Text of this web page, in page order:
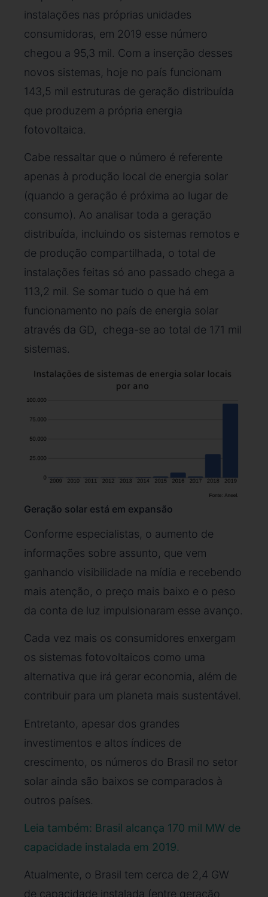
instalações nas próprias unidades
consumidoras, em 2019 esse número
chegou a 95,3 mil. Com a inserção desses
novos sistemas, hoje no país funcionam
143,5 mil estruturas de geração distribuída
que produzem a própria energia
fotovoltaica.
Cabe ressaltar que o número é referente
apenas à produção local de energia solar
(quando a geração é próxima ao lugar de
consumo). Ao analisar toda a geração
distribuída, incluindo os sistemas remotos e
de produção compartilhada, o total de
instalações feitas só ano passado chega a
113,2 mil. Se somar tudo o que há em
funcionamento no país de energia solar
através da GD, chega-se ao total de 171 mil
sistemas.
Geração solar está em expansão
Conforme especialistas, o aumento de
informações sobre assunto, que vem
ganhando visibilidade na mídia e recebendo
mais atenção, o preço mais baixo e o peso
da conta de luz impulsionaram esse avanço.
Cada vez mais os consumidores enxergam
os sistemas fotovoltaicos como uma
alternativa que irá gerar economia, além de
contribuir para um planeta mais sustentável.
Entretanto, apesar dos grandes
investimentos e altos índices de
crescimento, os números do Brasil no setor
solar ainda são baixos se comparados à
outros países.
Leia também: Brasil alcança 170 mil MW de
capacidade instalada em 2019.
Atualmente, o Brasil tem cerca de 2,4 GW
de capacidade instalada (entre geração